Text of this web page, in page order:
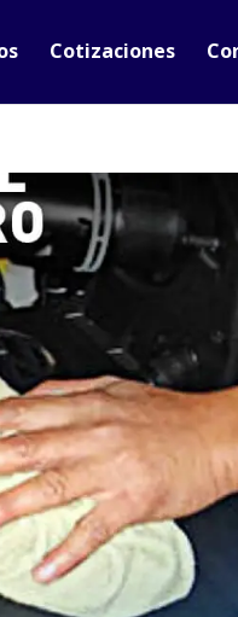
Cotizaciones